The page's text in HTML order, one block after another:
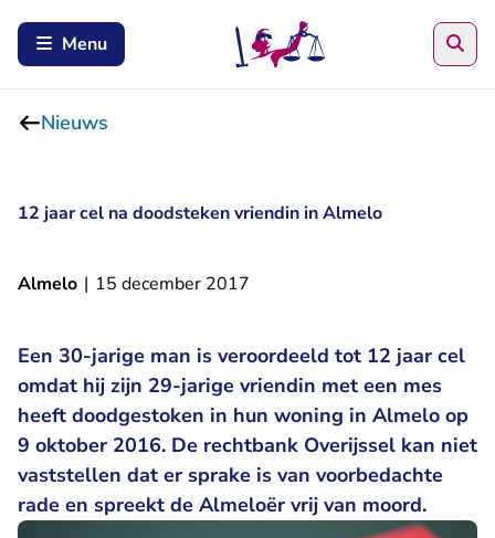
Menu
Nieuws
12 jaar cel na doodsteken vriendin in Almelo
Almelo | 15 december 2017
Een 30-jarige man is veroordeeld tot 12 jaar cel
omdat hij zijn 29-jarige vriendin met een mes
heeft doodgestoken in hun woning in Almelo op
9 oktober 2016. De rechtbank Overijssel kan niet
vaststellen dat er sprake is van voorbedachte
rade en spreekt de Almeloër vrij van moord.